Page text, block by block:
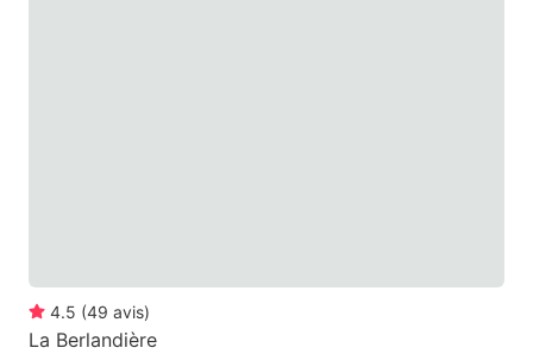
4.5 (49 avis)
La Berlandière